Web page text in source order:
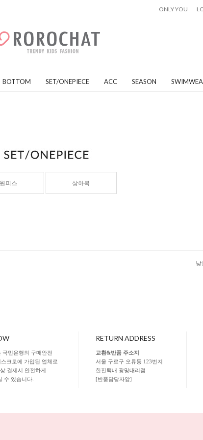
ONLY YOU
BOTTOM SET/ONEPIECE ACC SEASON
원피스 상하복
낮
국민은행의 구매안전
크로에 가입된 업체로
결제시 안전하게
수 있습니다.
RETURN ADDRESS
교환&반품 주소지
서울 구로구 오류동 123번지
한진택배 광명대리점
[반품담당자앞]